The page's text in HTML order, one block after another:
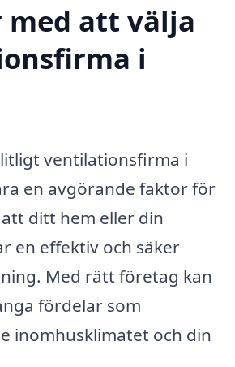
med att välja
i
ventilationsfirma i
en avgörande faktor för
ditt hem eller din
en effektiv och säker
Med rätt företag kan
fördelar som
inomhusklimatet och din